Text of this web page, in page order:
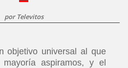
por Televitos
objetivo universal al que
aspiramos, y el